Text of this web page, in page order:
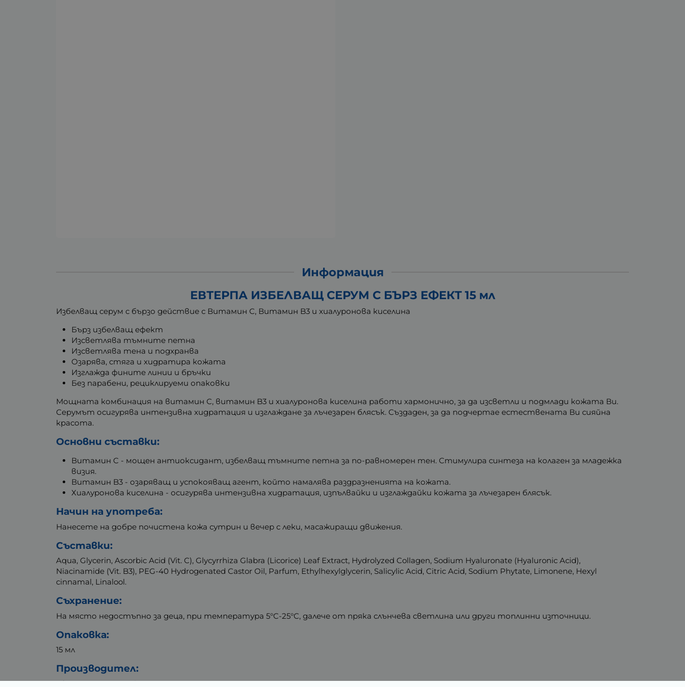
Информация
ЕВТЕРПА ИЗБЕЛВАЩ СЕРУМ С БЪРЗ ЕФЕКТ 15 мл
Избелващ серум с бързо действие с Витамин C, Витамин B3 и хиалуронова киселина
Бърз избелващ ефект
Изсветлява тъмните петна
Изсветлява тена и подхранва
Озарява, стяга и хидратира кожата
Изглажда фините линии и бръчки
Без парабени, рециклируеми опаковки
Мощната комбинация на витамин C, витамин B3 и хиалуронова киселина работи хармонично, за да изсветли и подмлади кожата Ви.
Серумът осигурява интензивна хидратация и изглаждане за лъчезарен блясък. Създаден, за да подчертае естествената Ви сияйна
красота.
Основни съставки:
Витамин C - мощен антиоксидант, избелващ тъмните петна за по-равномерен тен. Стимулира синтеза на колаген за младежка
визия.
Витамин B3 - озаряващ и успокояващ агент, който намалява раздразненията на кожата.
Хиалуронова киселина - осигурява интензивна хидратация, изпълвайки и изглаждайки кожата за лъчезарен блясък.
Начин на употреба:
Нанесете на добре почистена кожа сутрин и вечер с леки, масажиращи движения.
Съставки:
Aqua, Glycerin, Ascorbic Acid (Vit. C), Glycyrrhiza Glabra (Licorice) Leaf Extract, Hydrolyzed Collagen, Sodium Hyaluronate (Hyaluronic Acid),
Niacinamide (Vit. B3), PEG-40 Hydrogenated Castor Oil, Parfum, Ethylhexylglycerin, Salicylic Acid, Citric Acid, Sodium Phytate, Limonene, Hexyl
cinnamal, Linalool.
Съхранение:
На място недостъпно за деца, при температура 5°C-25°C, далече от пряка слънчева светлина или други топлинни източници.
Опаковка:
15 мл
Производител:
Евтерпа Козметик и Сие ООД, България